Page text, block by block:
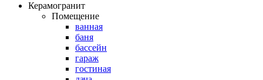
Керамогранит
Помещение
ванная
баня
бассейн
гараж
гостиная